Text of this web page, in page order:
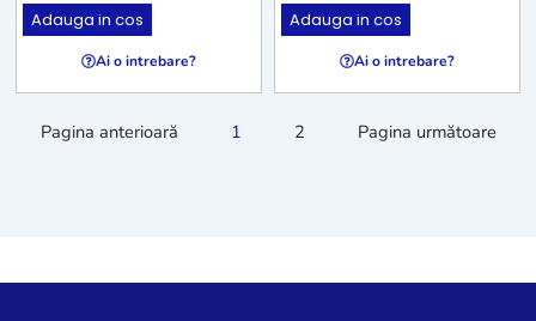
Adauga in cos
Ai o intrebare?
Adauga in cos
Ai o intrebare?
Pagina anterioară 1 2 Pagina următoare